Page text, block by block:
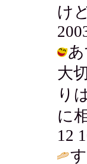
け
大
り
に
12